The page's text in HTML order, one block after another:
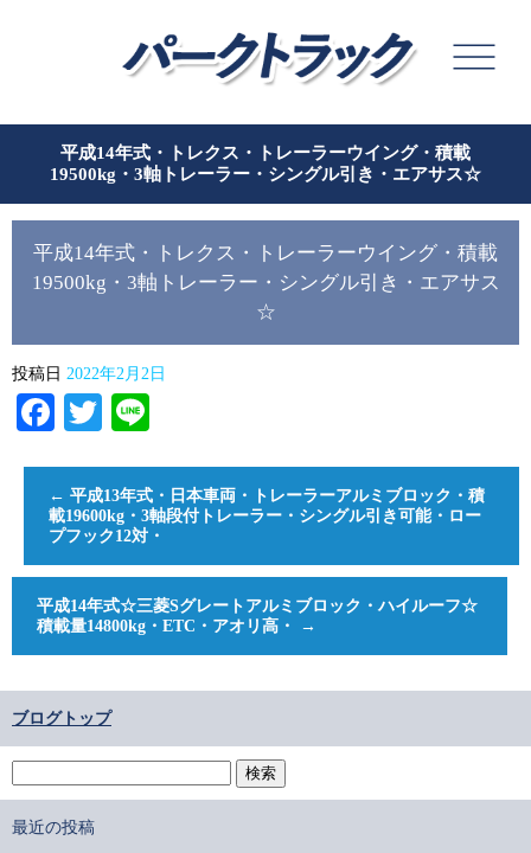
平成14年式・トレクス・トレーラーウイング・積載
19500kg・3軸トレーラー・シングル引き・エアサス☆
平成14年式・トレクス・トレーラーウイング・積載
19500kg・3軸トレーラー・シングル引き・エアサス
☆
投稿日 2022年2月2日
Facebook
Twitter
← 平成13年式・日本車両・トレーラーアルミブロック・積
載19600kg・3軸段付トレーラー・シングル引き可能・ロー
プフック12対・
平成14年式☆三菱Sグレートアルミブロック・ハイルーフ☆
積載量14800kg・ETC・アオリ高・
→
ブログトップ
最近の投稿